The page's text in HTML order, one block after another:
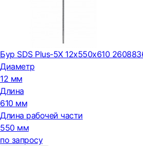
Бур SDS Plus-5X 12x550x610
Диаметр
12 мм
Длина
610 мм
Длина рабочей части
550 мм
по запросу